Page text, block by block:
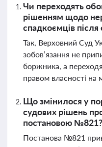
Чи переходять
рішенням щодо
спадкоємців
Так, Верховний Суд
зобов’язання не
боржника, а
правом власності на
Що змінилося у
судових рішень
постановою №821?
Постанова №821